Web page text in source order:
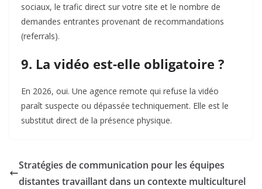
sociaux, le trafic direct sur votre site et le nombre de
demandes entrantes provenant de recommandations
(referrals).
9. La vidéo est-elle obligatoire ?
En 2026, oui. Une agence remote qui refuse la vidéo
paraît suspecte ou dépassée techniquement. Elle est le
substitut direct de la présence physique.
Stratégies de communication pour les équipes
distantes travaillant dans un contexte multiculturel